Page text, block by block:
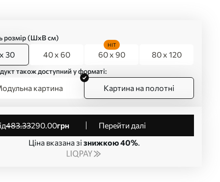
розмір (ШхВ см)
30 40 x 60 60 x 90
HIT
80 x 120
також доступний у форматі:
картина Картина на полотні
від483.33290.00грн
Перейти далі
Ціна вказана зі знижкою 40%.